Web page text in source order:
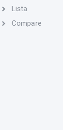
Lista
Compare